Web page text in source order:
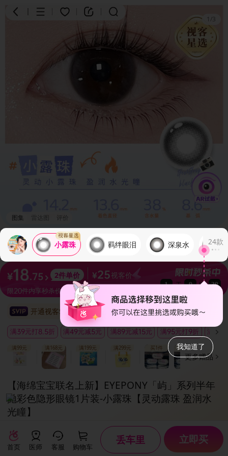
评价 详情
图集 雷达图 评价
1 3
小露珠 羁绊眼泪 深泉水 24款
¥18.75 2件单价 ¥25视客价
限20件内享秒杀价
1 天 9 时 39
开通视客SVIP享受折上88折
满39元打8.5折 满49元减5元 满89元减15元 满95元打9折 满99
满99元 满168元 满199元 满299元 买1件 买4件
更多赠品
【海绵宝宝联名上新】EYEPONY「屿」系列半年
抛彩色隐形眼镜1片装-小露珠【灵动露珠 盈润水
光瞳】
热门花色复刻款半年抛已上线！海岛日记，梦幻上线~
还有两片装更优惠哦~
首页 医师 客服 购物车
丢车里 立即买
我知道了